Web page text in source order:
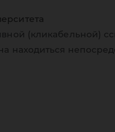
(кликабельной)
находиться